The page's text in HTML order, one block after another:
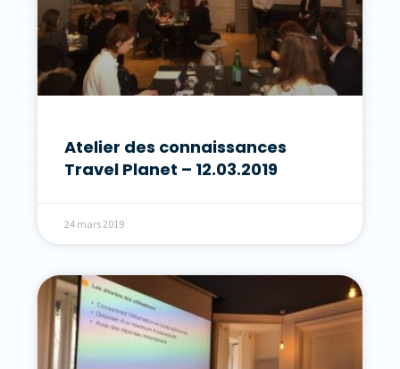
Atelier des connaissances
Travel Planet – 12.03.2019
24 mars 2019